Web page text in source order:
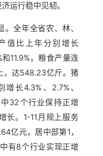
运行稳中见韧。
全年全省农、林、
值比上年分别增长
11.9%。粮食产量连
，达548.23亿斤。猪
长4.3%、2.7%、
32个行业保持正增
长。1-11月规上服务
亿元，居中部第1，
有8个行业实现正增